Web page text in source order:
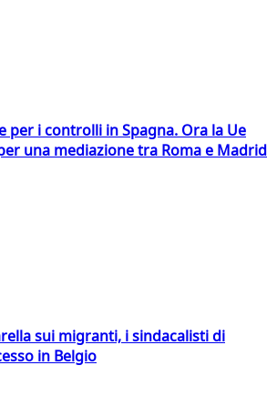
per i controlli in Spagna. Ora la Ue
una mediazione tra Roma e Madrid
sui migranti, i sindacalisti di
in Belgio